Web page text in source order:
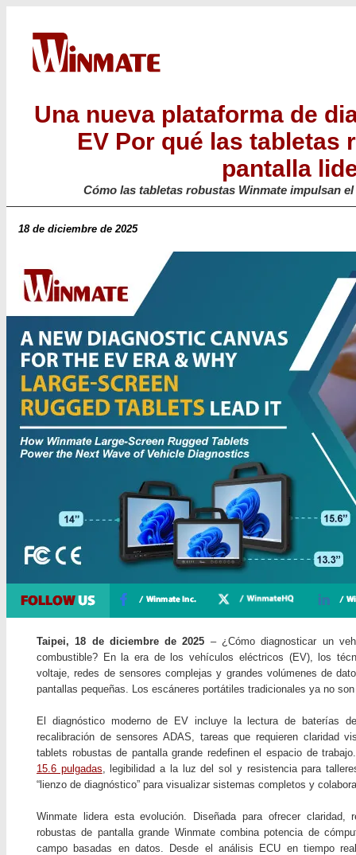
Una nueva plataforma de
EV Por qué las tabletas
pantalla
Cómo las tabletas robustas Winmate impulsan
18 de diciembre de 2025
Taipei, 18 de diciembre de 2025 – ¿Cómo diagnosticar un
combustible? En la era de los vehículos eléctricos (EV), los
voltaje, redes de sensores complejas y grandes volúmenes de
pantallas pequeñas. Los escáneres portátiles tradicionales ya no
El diagnóstico moderno de EV incluye la lectura de baterías
recalibración de sensores ADAS, tareas que requieren claridad
tablets robustas de pantalla grande redefinen el espacio de
15.6 pulgadas, legibilidad a la luz del sol y resistencia para
“lienzo de diagnóstico” para visualizar sistemas completos y
Winmate lidera esta evolución. Diseñada para ofrecer
robustas de pantalla grande Winmate combina potencia de
campo basadas en datos. Desde el análisis ECU en tiempo